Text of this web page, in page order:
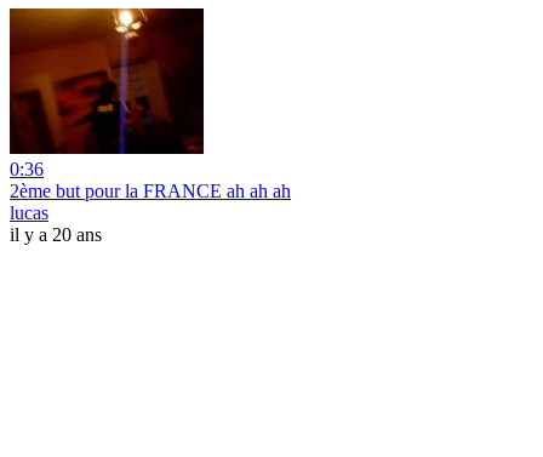
0:36
2ème but pour la FRANCE ah ah ah
lucas
il y a 20 ans